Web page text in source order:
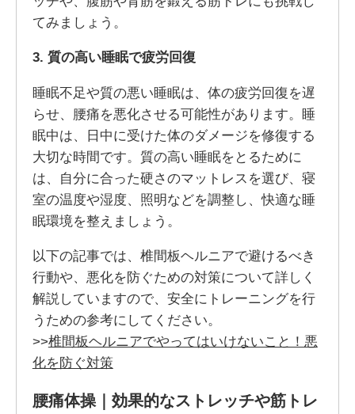
てみましょう。
3. 質の高い睡眠で疲労回復
睡眠不足や質の悪い睡眠は、体の疲労回復を遅
らせ、腰痛を悪化させる可能性があります。睡
眠中は、日中に受けた体のダメージを修復する
大切な時間です。質の高い睡眠をとるために
は、自分に合った硬さのマットレスを選び、寝
室の温度や湿度、照明などを調整し、快適な睡
眠環境を整えましょう。
以下の記事では、椎間板ヘルニアで避けるべき
行動や、悪化を防ぐための対策について詳しく
解説していますので、安全にトレーニングを行
うための参考にしてください。
>>椎間板ヘルニアでやってはいけないこと！悪
化を防ぐ対策
腰痛体操｜効果的なストレッチや筋トレ